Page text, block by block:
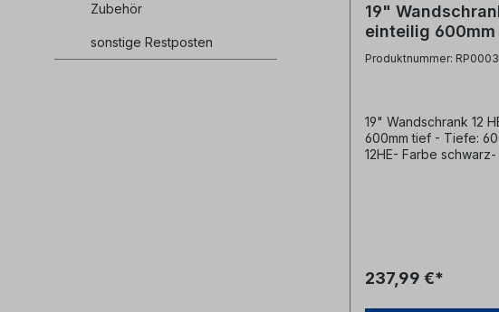
Zubehör
sonstige Restposten
19"
einteilig
Produktnummer:
19" Wandschrank 12
600mm tief - Tiefe:
12HE- Farbe schwarz-
noch 5 Stk. verfügbar
(Zwischenverkauf
237,99 €*